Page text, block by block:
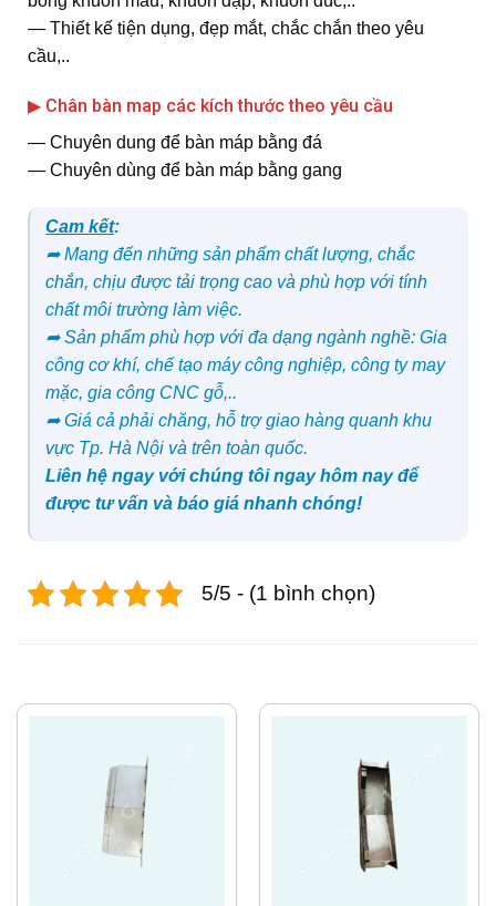
― Thiết kế tiện dụng, đẹp mắt, chắc chắn theo yêu
cầu,..
▶ Chân bàn map các kích thước theo yêu cầu
― Chuyên dung để bàn máp bằng đá
― Chuyên dùng để bàn máp bằng gang
Cam kết:
➦ Mang đến những sản phẩm chất lượng, chắc
chắn, chịu được tải trọng cao và phù hợp với tính
chất môi trường làm việc.
➦ Sản phẩm phù hợp với đa dạng ngành nghề: Gia
công cơ khí, chế tạo máy công nghiệp, công ty may
mặc, gia công CNC gỗ,..
➦ Giá cả phải chăng, hỗ trợ giao hàng quanh khu
vực Tp. Hà Nội và trên toàn quốc.
Liên hệ ngay với chúng tôi ngay hôm nay để
được tư vấn và báo giá nhanh chóng!
5/5 - (1 bình chọn)